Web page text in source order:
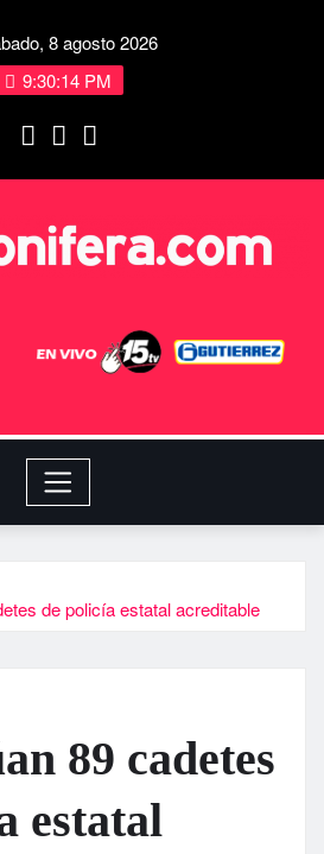
8 agosto 2026
9:30:15 PM
de policí­a estatal acreditable
89 cadetes
estatal